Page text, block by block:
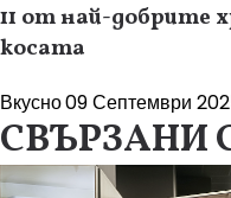
11 от най-добрите
косата
Вкусно09 Септември
СВЪРЗАНИ